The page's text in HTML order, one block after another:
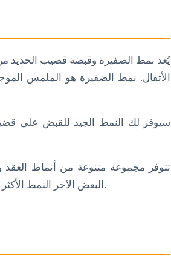
يُعد نمط الضفيرة وقبضة قضيب الحديد من
الأثقال. نمط الضفيرة هو الملمس
سيوفر لك النمط الجيد للقبض على
تتوفر مجموعة متنوعة من أنماط العقد
البعض الآخر النمط الأكثر نعومة. أفضل طريقة لاكتشاف ما تفضله هو تجربة أنواع مختلفة من الحديد.